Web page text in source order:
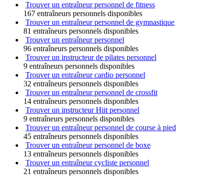
Trouver un entraîneur personnel de fitness
167 entraîneurs personnels disponibles
Trouver un entraîneur personnel de gymnastique
81 entraîneurs personnels disponibles
Trouver un entraîneur personnel
96 entraîneurs personnels disponibles
Trouver un instructeur de pilates personnel
9 entraîneurs personnels disponibles
Trouver un entraîneur cardio personnel
32 entraîneurs personnels disponibles
Trouver un entraîneur personnel de crossfit
14 entraîneurs personnels disponibles
Trouver un instructeur Hiit personnel
9 entraîneurs personnels disponibles
Trouver un entraîneur personnel de course à pied
45 entraîneurs personnels disponibles
Trouver un entraîneur personnel de boxe
13 entraîneurs personnels disponibles
Trouver un entraîneur cycliste personnel
21 entraîneurs personnels disponibles